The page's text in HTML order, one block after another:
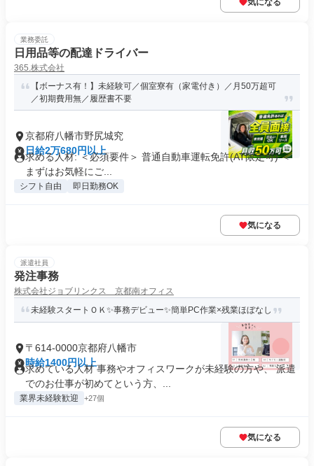
気になる
業務委託
日用品等の配達ドライバー
365.株式会社
【ボーナス有！】未経験可／個室寮有（家電付き）／月50万超可
／初期費用無／履歴書不要
京都府八幡市野尻城究
日給2万680円以上
求める人材: ＜必須要件＞ 普通自動車運転免許(AT限定可) ＜
まずはお気軽にご...
シフト自由 即日勤務OK
気になる
派遣社員
発注事務
株式会社ジョブリンクス 京都南オフィス
未経験スタートＯＫ✨事務デビュー✨簡単PC作業×残業ほぼなし
〒614-0000京都府八幡市
時給1400円以上
求めている人材 事務やオフィスワークが未経験の方や、 派遣
でのお仕事が初めてという方、...
業界未経験歓迎 +27個
気になる